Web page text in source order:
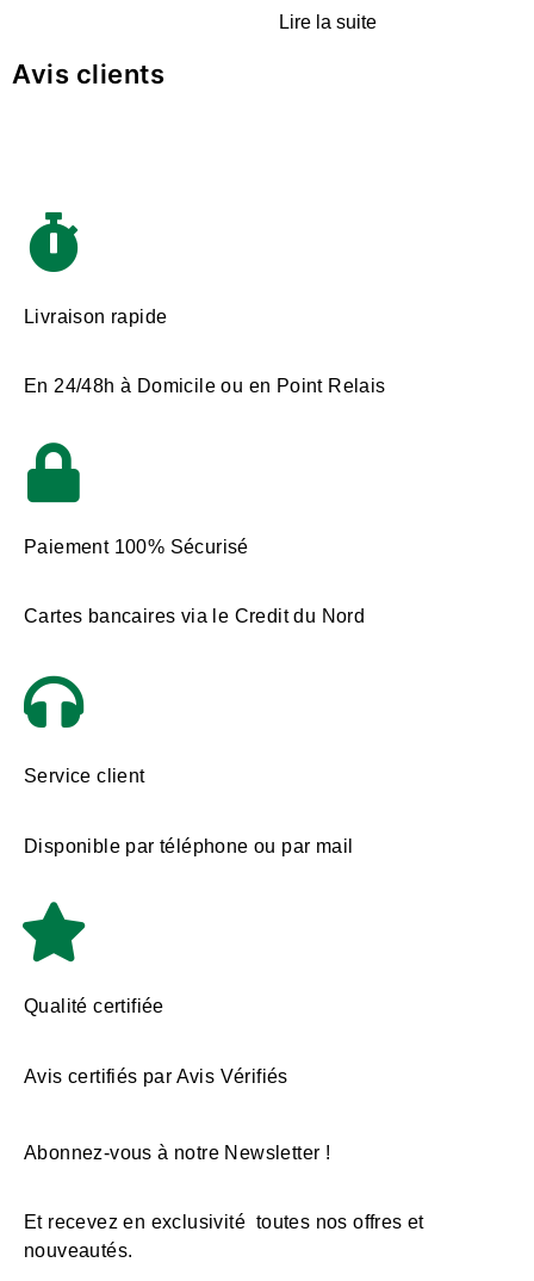
Lire la suite
Avis clients
Livraison rapide
En 24/48h à Domicile ou en Point Relais
Paiement 100% Sécurisé
Cartes bancaires via le Credit du Nord
Service client
Disponible par téléphone ou par mail
Qualité certifiée
Avis certifiés par Avis Vérifiés
Abonnez-vous à notre Newsletter !
Et recevez en exclusivité toutes nos offres et
nouveautés.